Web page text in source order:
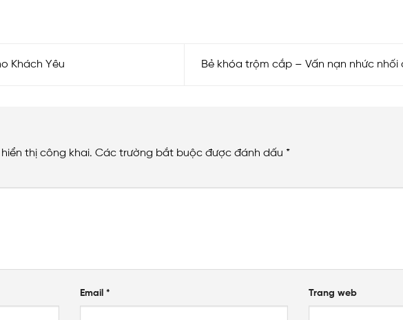
Khách Yêu Bẻ khóa trộm cắp – Vấn nạn nhức nhối
thị công khai. Các trường bắt buộc được đánh dấu *
Email * Trang web